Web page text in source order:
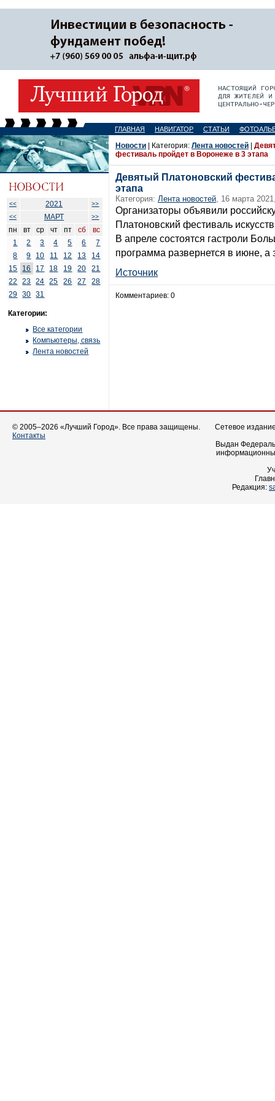
ГЛАВНАЯ НАВИГАТОР СТАТЬИ
<< 2021
>>
<<
МАРТ >>
пн вт ср чт пт сб
вс
1
2 3 4 5 6
7
8
9 10 11 12 13
14
15
16 17 18 19 20
21
22
23 24 25 26 27
28
29
30 31
Категории:
Все категории
Компьютеры, связь
Лента новостей
Новости | Категория: Лента новостей
фестиваль пройдет в Воронеже в 3 этапа
Девятый Платоновский
этапа
Категория: Лента новостей, 16 марта
Организаторы объявили
Платоновский фестиваль
В апреле состоятся гастроли
программа развернется в июне,
Источник
Комментариев: 0
© 2005–2026 «Лучший Город». Все права защищены.
Контакты
Сетевое
Выдан
Редакция: